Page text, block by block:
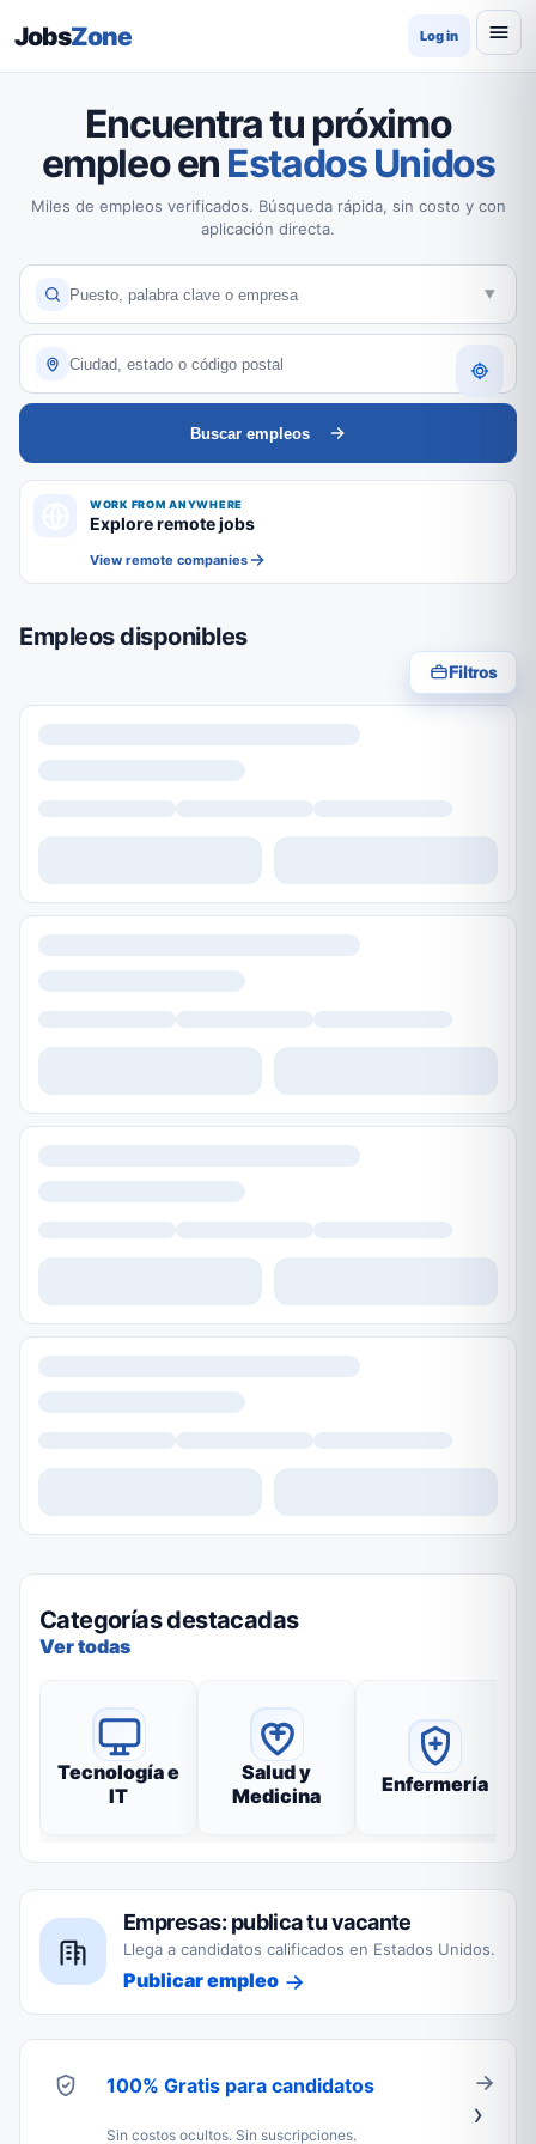
JobsZone Log in
Encuentra tu próximo
empleo en Estados Unidos
Miles de empleos verificados. Búsqueda rápida, sin costo y con
aplicación directa.
Buscar empleos
WORK FROM ANYWHERE
Explore remote jobs
View remote companies
Empleos disponibles
Filtros
Categorías destacadas
Ver todas
Tecnología e
IT
Salud y
Medicina
Enfermería
Empresas: publica tu vacante
Llega a candidatos calificados en Estados Unidos.
Publicar empleo
100% Gratis para candidatos
Sin costos ocultos. Sin suscripciones.